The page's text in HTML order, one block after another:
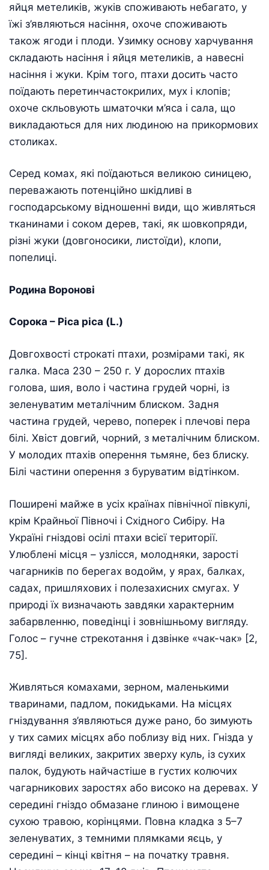
яйця метеликів, жуків споживають небагато, у
їжі з’являються насіння, охоче споживають
також ягоди і плоди. Узимку основу харчування
складають насіння і яйця метеликів, а навесні
насіння і жуки. Крім того, птахи досить часто
поїдають перетинчастокрилих, мух і клопів;
охоче скльовують шматочки м’яса і сала, що
викладаються для них людиною на прикормових
столиках.
Серед комах, які поїдаються великою синицею,
переважають потенційно шкідливі в
господарському відношенні види, що живляться
тканинами і соком дерев, такі, як шовкопряди,
різні жуки (довгоносики, листоїди), клопи,
попелиці.
Родина Воронові
Сорока – Ріса ріса (L.)
Довгохвості строкаті птахи, розмірами такі, як
галка. Маса 230 – 250 г. У дорослих птахів
голова, шия, воло і частина грудей чорні, із
зеленуватим металічним блиском. Задня
частина грудей, черево, поперек і плечові пера
білі. Хвіст довгий, чорний, з металічним блиском.
У молодих птахів оперення тьмяне, без блиску.
Білі частини оперення з буруватим відтінком.
Поширені майже в усіх країнах північної півкулі,
крім Крайньої Півночі і Східного Сибіру. На
Україні гніздові осілі птахи всієї території.
Улюблені місця – узлісся, молодняки, зарості
чагарників по берегах водойм, у ярах, балках,
садах, пришляхових і полезахисних смугах. У
природі їх визначають завдяки характерним
забарвленню, поведінці і зовнішньому вигляду.
Голос – гучне стрекотання і дзвінке «чак-чак» [2,
75].
Живляться комахами, зерном, маленькими
тваринами, падлом, покидьками. На місцях
гніздування з’являються дуже рано, бо зимують
у тих самих місцях або поблизу від них. Гнізда у
вигляді великих, закритих зверху куль, із сухих
палок, будують найчастіше в густих колючих
чагарникових заростях або високо на деревах. У
середині гніздо обмазане глиною і вимощене
сухою травою, корінцями. Повна кладка з 5–7
зеленуватих, з темними плямками яєць, у
середині – кінці квітня – на початку травня.